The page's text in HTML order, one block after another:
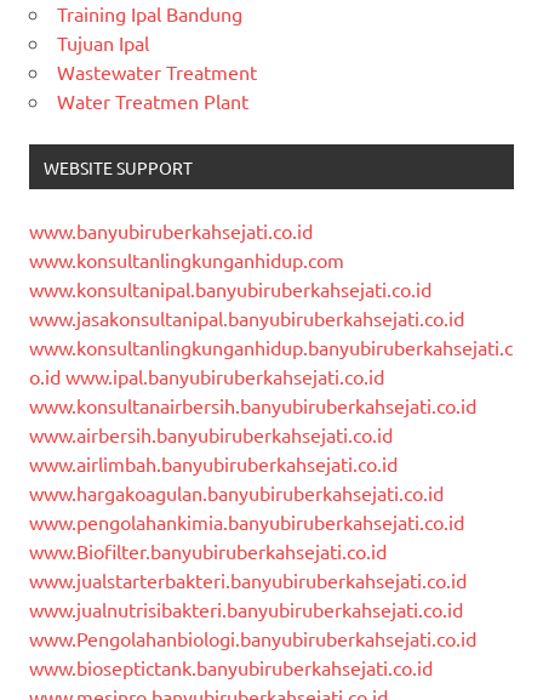
Training Ipal Bandung
Tujuan Ipal
Wastewater Treatment
Water Treatmen Plant
WEBSITE SUPPORT
www.banyubiruberkahsejati.co.id
www.konsultanlingkunganhidup.com
www.konsultanipal.banyubiruberkahsejati.co.id
www.jasakonsultanipal.banyubiruberkahsejati.co.id
www.konsultanlingkunganhidup.banyubiruberkahsejati.c
o.id www.ipal.banyubiruberkahsejati.co.id
www.konsultanairbersih.banyubiruberkahsejati.co.id
www.airbersih.banyubiruberkahsejati.co.id
www.airlimbah.banyubiruberkahsejati.co.id
www.hargakoagulan.banyubiruberkahsejati.co.id
www.pengolahankimia.banyubiruberkahsejati.co.id
www.Biofilter.banyubiruberkahsejati.co.id
www.jualstarterbakteri.banyubiruberkahsejati.co.id
www.jualnutrisibakteri.banyubiruberkahsejati.co.id
www.Pengolahanbiologi.banyubiruberkahsejati.co.id
www.bioseptictank.banyubiruberkahsejati.co.id